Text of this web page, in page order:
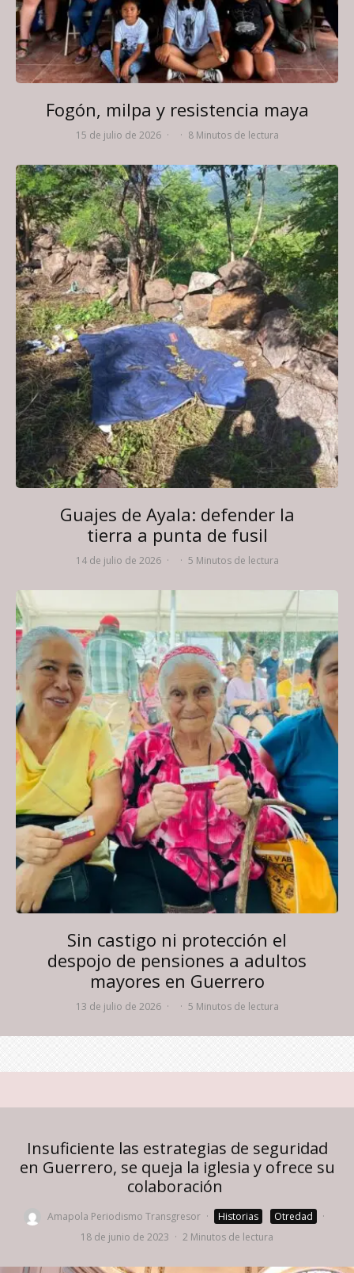
Fogón, milpa y resistencia maya
15 de julio de 2026 · · 8 Minutos de lectura
Guajes de Ayala: defender la
tierra a punta de fusil
14 de julio de 2026 · · 5 Minutos de lectura
Sin castigo ni protección el
despojo de pensiones a adultos
mayores en Guerrero
13 de julio de 2026 · · 5 Minutos de lectura
Insuficiente las estrategias de seguridad
en Guerrero, se queja la iglesia y ofrece su
colaboración
Amapola Periodismo Transgresor · Historias Otredad
·
18 de junio de 2023 · 2 Minutos de lectura